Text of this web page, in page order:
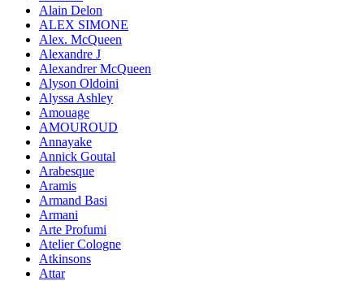
Alain Delon
ALEX SIMONE
Alex. McQueen
Alexandre J
Alexandrer McQueen
Alyson Oldoini
Alyssa Ashley
Amouage
AMOUROUD
Annayake
Annick Goutal
Arabesque
Aramis
Armand Basi
Armani
Arte Profumi
Atelier Cologne
Atkinsons
Attar